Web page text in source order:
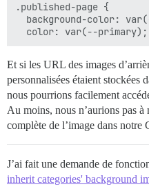
.published-page {
background-color:
Et si les URL des images
personnalisées étaient stockées
nous pourrions facilement
Au moins, nous n’aurions pas
complète de l’image dans notre
J’ai fait une demande de
inherit categories' background